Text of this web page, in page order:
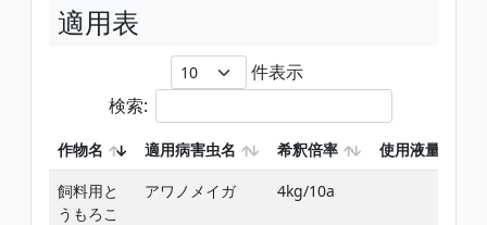
適用表
件表示
検索:
作物名 適用病害虫名 希釈倍率 使用液量
飼料用と
うもろこ
アワノメイガ 4kg/10a